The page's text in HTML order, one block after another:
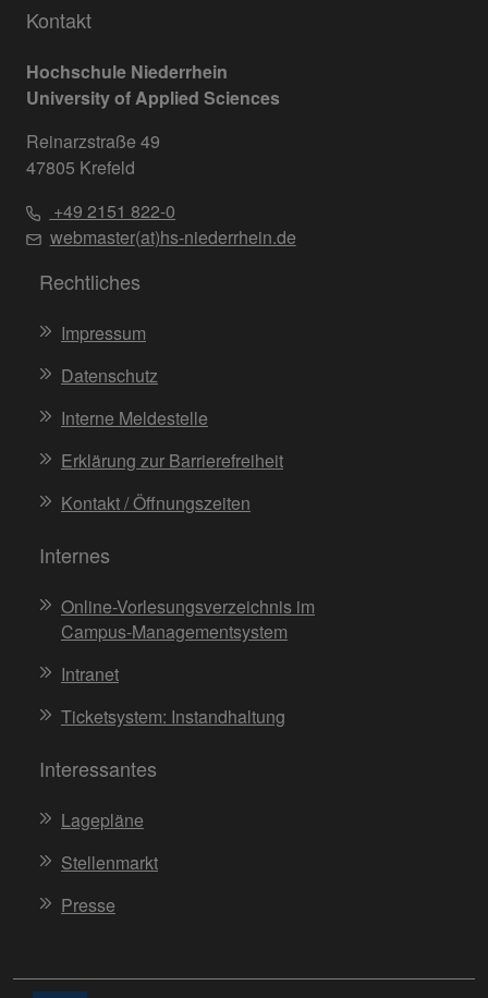
Kontakt
Hochschule Niederrhein
University of Applied Sciences
Reinarzstraße 49
47805 Krefeld
+49 2151 822-0
webmaster(at)hs-niederrhein.de
Rechtliches
Impressum
Datenschutz
Interne Meldestelle
Erklärung zur Barrierefreiheit
Kontakt / Öffnungszeiten
Internes
Online-Vorlesungsverzeichnis im
Campus-Managementsystem
Intranet
Ticketsystem: Instandhaltung
Interessantes
Lagepläne
Stellenmarkt
Presse